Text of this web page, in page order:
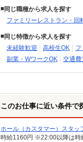
同じ職種から求人を探す
ファミリーレストラン・回
同じ特徴から求人を探す
未経験歓迎
高校生OK フ
副業・WワークOK
交通費
このお仕事に近い条件で
ホール（カスタマー）スタッ